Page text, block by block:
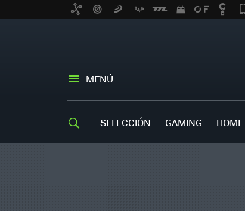
MENÚ
SELECCIÓN GAMING HOME